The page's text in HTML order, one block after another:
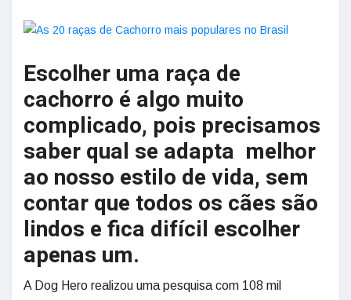
Escolher uma raça de
cachorro é algo muito
complicado, pois precisamos
saber qual se adapta melhor
ao nosso estilo de vida, sem
contar que todos os cães são
lindos e fica difícil escolher
apenas um.
A Dog Hero realizou uma pesquisa com 108 mil